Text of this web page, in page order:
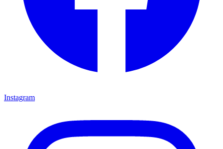
Instagram